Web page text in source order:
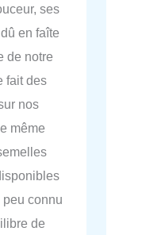
ses
en faîte
de notre
fait des
nos
même
connu
de